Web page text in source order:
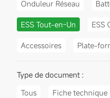
Onduleur Réseau
ESS Tout-en-Un ESS
Accessoires Plate-
Type de document :
Tous
Fiche technique